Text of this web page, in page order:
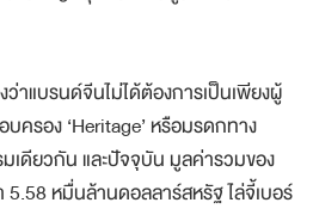
าแบรนด์จีนไม่ได้ต้องการเป็นเพียงผู้
ครอง ‘Heritage’ หรือมรดกทาง
เดียวกัน และปัจจุบัน มูลค่ารวมของ
5.58 หมื่นล้านดอลลาร์สหรัฐ ไล่จี้เบอร์